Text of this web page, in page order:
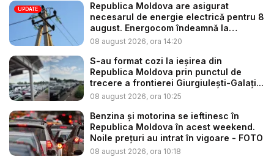
UPDATE
Republica Moldova are asigurat
necesarul de energie electrică pentru 8
august. Energocom îndeamnă la
consu...
08 august 2026, ora 14:20
S-au format cozi la ieșirea din
Republica Moldova prin punctul de
trecere a frontierei Giurgiulești-Galați...
08 august 2026, ora 10:25
Benzina și motorina se ieftinesc în
Republica Moldova în acest weekend.
Noile prețuri au intrat în vigoare - FOTO
08 august 2026, ora 10:18